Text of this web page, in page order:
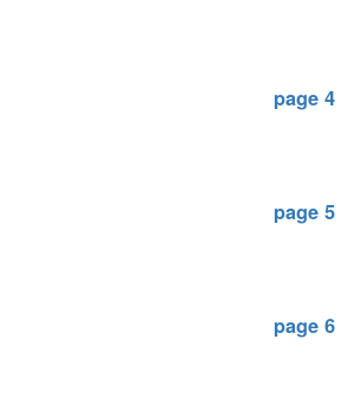
page 4
page 5
page 6